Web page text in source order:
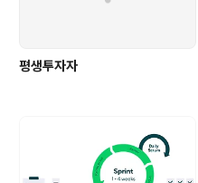
평생투자자